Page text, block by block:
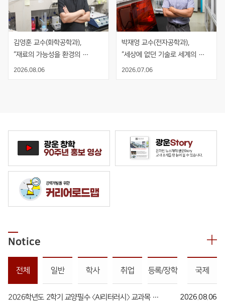
김영훈 교수(화학공학과),
“재료의 가능성을 환경의
해법으로, 기술의 시작과 끝을
2026.08.06
박재영 교수(전자공학과),
“세상에 없던 기술로 세계의
기준을 만들다”
2026.07.06
Notice
전체
2026학년도 2학기 교양필수 〈AI리터러시〉 교과목 수강 안내 2026.08.06
일반 학사 취업 등록/장학 국제